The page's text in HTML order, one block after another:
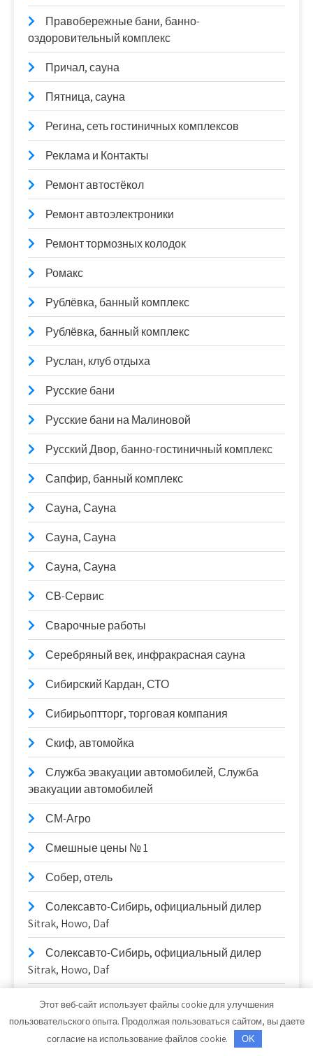
Правобережные бани, банно-
оздоровительный комплекс
Причал, сауна
Пятница, сауна
Регина, сеть гостиничных комплексов
Реклама и Контакты
Ремонт автостёкол
Ремонт автоэлектроники
Ремонт тормозных колодок
Ромакс
Рублёвка, банный комплекс
Рублёвка, банный комплекс
Руслан, клуб отдыха
Русские бани
Русские бани на Малиновой
Русский Двор, банно-гостиничный комплекс
Сапфир, банный комплекс
Сауна, Сауна
Сауна, Сауна
Сауна, Сауна
СВ-Сервис
Сварочные работы
Серебряный век, инфракрасная сауна
Сибирский Кардан, СТО
Сибирьоптторг, торговая компания
Скиф, автомойка
Служба эвакуации автомобилей, Служба
эвакуации автомобилей
СМ-Агро
Смешные цены № 1
Собер, отель
Солексавто-Сибирь, официальный дилер
Sitrak, Howo, Daf
Солексавто-Сибирь, официальный дилер
Sitrak, Howo, Daf
СтайлингАвто
Станционные публичные бани
Этот веб-сайт использует файлы cookie для улучшения
пользовательского опыта. Продолжая пользоваться сайтом, вы даете
согласие на использование файлов cookie.
OK